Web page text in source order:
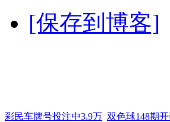
[保存到博客]
彩民车牌号投注中3.9万 双色球148期